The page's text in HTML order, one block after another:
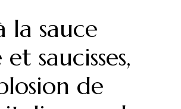
la sauce
saucisses,
de